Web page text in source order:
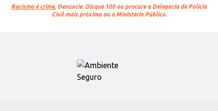
Racismo é crime. Denuncie. Disque 100 ou procure a Delegacia de Polícia
Civil mais próxima ou o Ministério Público.